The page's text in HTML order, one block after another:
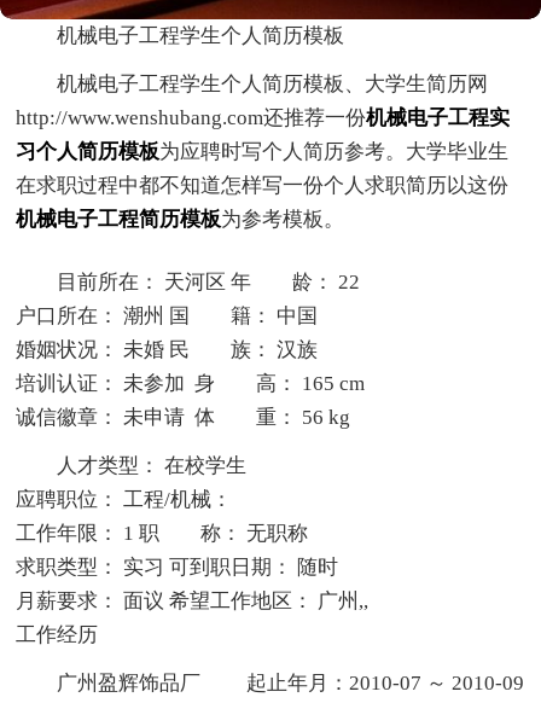
机械电子工程学生个人简历模板
机械电子工程学生个人简历模板、大学生简历网
http://www.wenshubang.com还推荐一份机械电子工程实
习个人简历模板为应聘时写个人简历参考。大学毕业生
在求职过程中都不知道怎样写一份个人求职简历以这份
机械电子工程简历模板为参考模板。
目前所在： 天河区 年 龄： 22
户口所在： 潮州 国 籍： 中国
婚姻状况： 未婚 民 族： 汉族
培训认证： 未参加 身 高： 165 cm
诚信徽章： 未申请 体 重： 56 kg
人才类型： 在校学生
应聘职位： 工程/机械：
工作年限： 1 职 称： 无职称
求职类型： 实习 可到职日期： 随时
月薪要求： 面议 希望工作地区： 广州,,
工作经历
广州盈辉饰品厂 起止年月：2010-07 ～ 2010-09